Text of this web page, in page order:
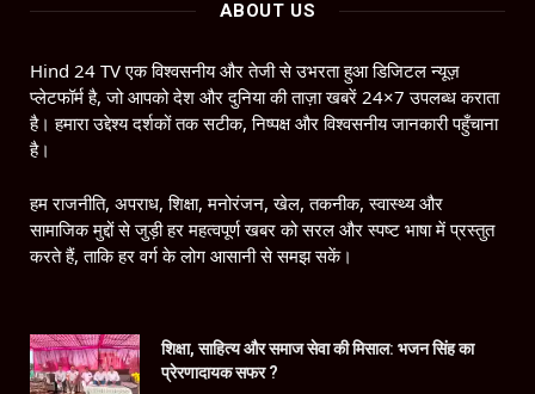
ABOUT US
Hind 24 TV एक विश्वसनीय और तेजी से उभरता हुआ डिजिटल न्यूज़
प्लेटफॉर्म है, जो आपको देश और दुनिया की ताज़ा खबरें 24×7 उपलब्ध कराता
है। हमारा उद्देश्य दर्शकों तक सटीक, निष्पक्ष और विश्वसनीय जानकारी पहुँचाना
है।
हम राजनीति, अपराध, शिक्षा, मनोरंजन, खेल, तकनीक, स्वास्थ्य और
सामाजिक मुद्दों से जुड़ी हर महत्वपूर्ण खबर को सरल और स्पष्ट भाषा में प्रस्तुत
करते हैं, ताकि हर वर्ग के लोग आसानी से समझ सकें।
शिक्षा, साहित्य और समाज सेवा की मिसाल: भजन सिंह का
प्रेरणादायक सफर ?